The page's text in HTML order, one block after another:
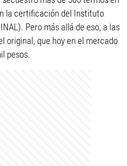
la certificación del Instituto
Pero más allá de eso, a las
original, que hoy en el mercado
pesos.